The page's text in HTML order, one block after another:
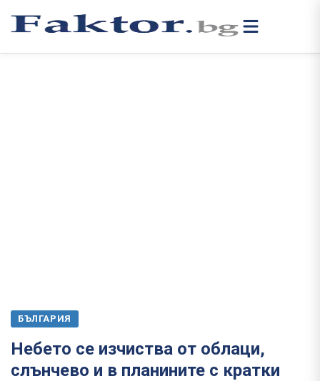
БЪЛГАРИЯ
Небето се изчиства от облаци,
слънчево и в планините с кратки